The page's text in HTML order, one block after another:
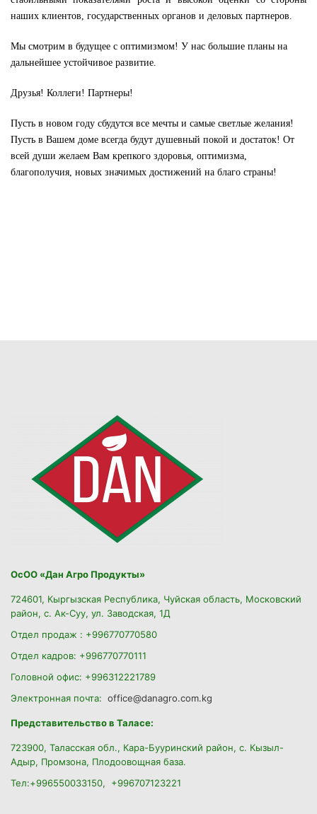
наших клиентов, государственных органов и деловых партнеров.
Мы смотрим в будущее с оптимизмом! У нас большие планы на
дальнейшее устойчивое развитие.
Друзья! Коллеги! Партнеры!
Пусть в новом году сбудутся все мечты и самые светлые желания!
Пусть в Вашем доме всегда будут душевный покой и достаток! От
всей души желаем Вам крепкого здоровья, оптимизма,
благополучия, новых значимых достижений на благо страны!
ОсОО «Дан Агро Продукты»
724601, Кыргызская Республика, Чуйская область, Московский
район, с. Ак-Суу, ул. Заводская, 1Д
Отдел продаж : +996770770580
Отдел кадров: +996770770111
Головной офис: +996312221789
Электронная почта: office@danagro.com.kg
Представительство в Таласе:
723900, Таласская обл., Кара-Бууринский район, с. Кызыл-
Адыр, Промзона, Плодоовощная база.
Тел:+996550033150, +996707123221